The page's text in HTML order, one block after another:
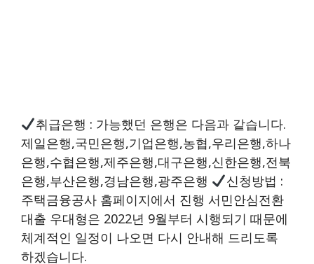
취급은행 : 가능했던 은행은 다음과 같습니다.
제일은행,국민은행,기업은행,농협,우리은행,하나
은행,수협은행,제주은행,대구은행,신한은행,전북
은행,부산은행,경남은행,광주은행
신청방법 :
주택금융공사 홈페이지에서 진행 서민안심전환
대출 우대형은 2022년 9월부터 시행되기 때문에
체계적인 일정이 나오면 다시 안내해 드리도록
하겠습니다.